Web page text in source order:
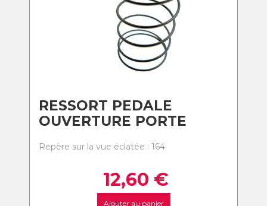
RESSORT PEDALE
OUVERTURE PORTE
Repère sur la vue éclatée : 164
12,60 €
Ajouter au panier